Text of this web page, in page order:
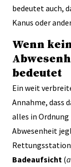
bedeutet auch,
Kanus oder
Wenn
bedeutet
Ein weit
Annahme, dass
alles in Ordnung
Abwesenheit
Badeaufsicht (